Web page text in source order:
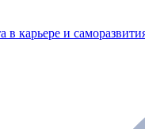
карьере и